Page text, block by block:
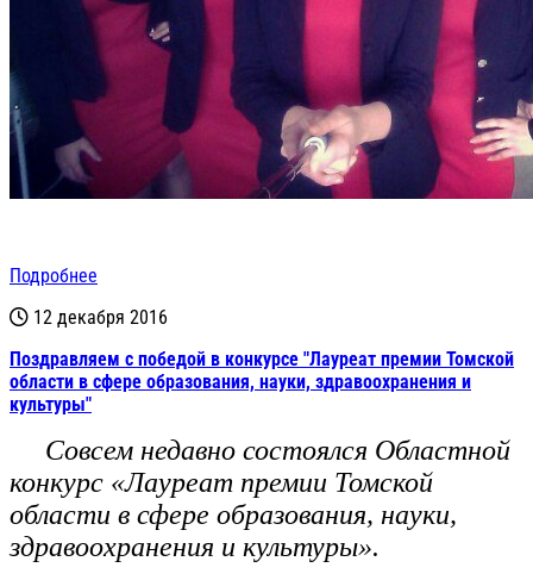
Подробнее
12 декабря 2016
Поздравляем с победой в конкурсе "Лауреат премии Томской
области в сфере образования, науки, здравоохранения и
культуры"
Совсем недавно состоялся Областной
конкурс «Лауреат премии Томской
области в сфере образования, науки,
здравоохранения и культуры».